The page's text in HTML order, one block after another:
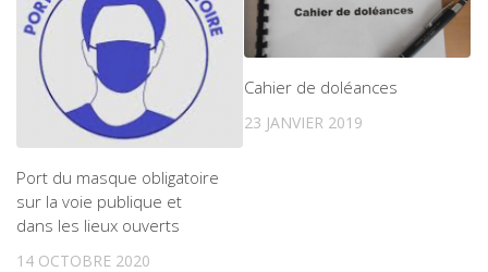
Port du masque obligatoire
sur la voie publique et
dans les lieux ouverts
14 OCTOBRE 2020
Cahier de doléances
23 JANVIER 2019